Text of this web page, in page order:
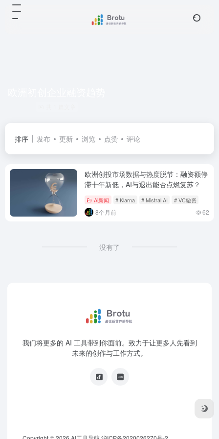
排序 发布 更新 浏览 点赞 评论
欧洲创投市场数据与热度脱节：融资额停
滞十年新低，AI与退出能否点燃复苏？
Ai新闻 # Klarna # Mistral AI # VC融资
8个月前 62
没有了
我们将更多的 AI 工具带到你面前。致力于让更多人先看到
未来的创作与工作方式。